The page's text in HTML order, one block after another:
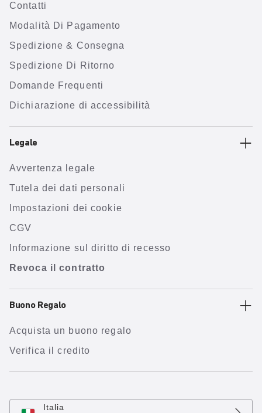
Contatti
Modalità Di Pagamento
Spedizione & Consegna
Spedizione Di Ritorno
Domande Frequenti
Dichiarazione di accessibilità
Legale
Avvertenza legale
Tutela dei dati personali
Impostazioni dei cookie
CGV
Informazione sul diritto di recesso
Revoca il contratto
Buono Regalo
Acquista un buono regalo
Verifica il credito
Italia